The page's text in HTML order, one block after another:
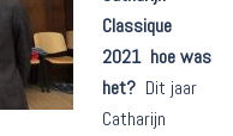
Classique
2021 hoe was
het? Dit jaar
Catharijn